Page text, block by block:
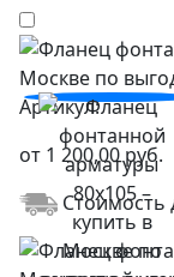
Артикул:
от 1 200,00руб.
Стоимость